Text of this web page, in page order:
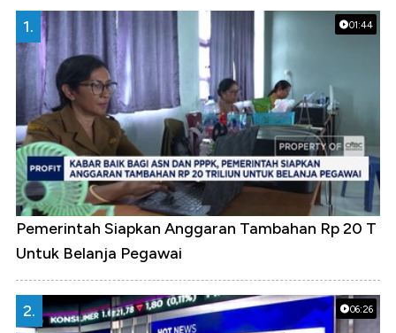
01:44
1.
Pemerintah Siapkan Anggaran Tambahan Rp 20 T
Untuk Belanja Pegawai
06:26
2.